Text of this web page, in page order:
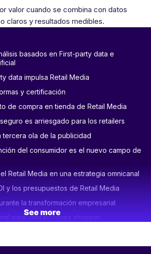
valor cuando se combina con datos
claros y resultados medibles.
basados en First-party data e
data impulsa Retail Media
y certificación
de compra en tienda de Retail Media
es arriesgado para los retailers
tercera ola de la publicidad
del consumidor es el nuevo campo de
Retail Media en una estrategia omnicanal
y los presupuestos de Retail Media
la transformación empresarial
para interacciones shopper
creó una plataforma Retail Media de belleza
See more